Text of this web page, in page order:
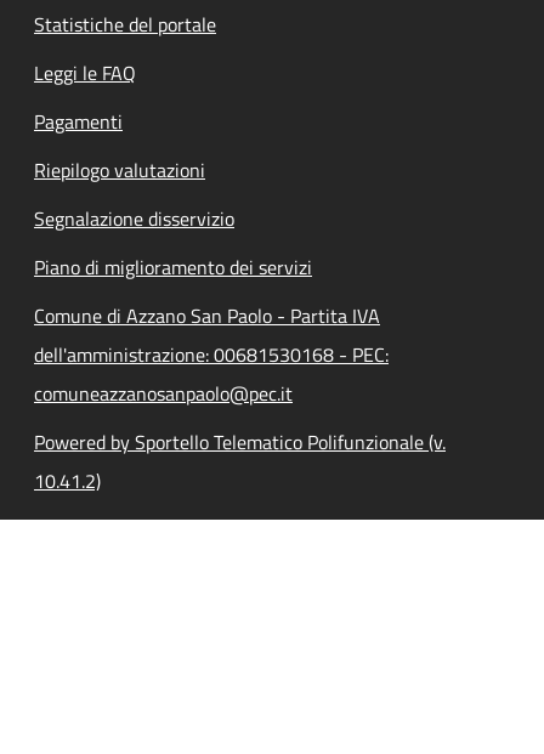
Statistiche del portale
Leggi le FAQ
Pagamenti
Riepilogo valutazioni
Segnalazione disservizio
Piano di miglioramento dei servizi
Comune di Azzano San Paolo - Partita IVA
dell'amministrazione: 00681530168 - PEC:
comuneazzanosanpaolo@pec.it
Powered by Sportello Telematico Polifunzionale (v.
10.41.2)